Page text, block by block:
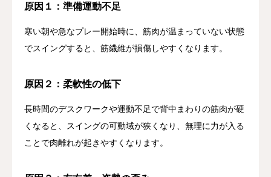
原因 １： 準備運動不足
寒い朝や急 なプレー開始時に、 筋肉が温 まっていない状態
でスイングすると、 筋繊維が損傷 しやすく なり ます。
原因 ２： 柔軟性の低下
長時間のデスク ワークや運動不足 で背中 まわり の筋肉が硬
く なる と、 スイングの可動域が狭 く なり、 無理に 力が 入る
こと で肉離れが起 き やすく なり ます。